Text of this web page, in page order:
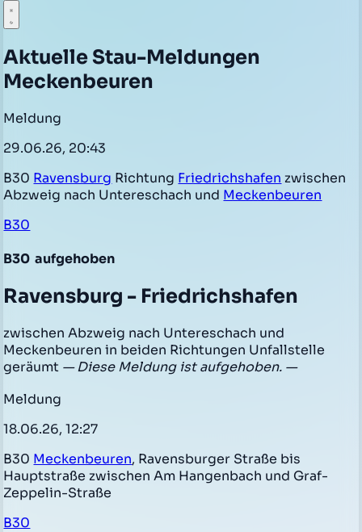
Aktuelle Stau-Meldungen
Meckenbeuren
Meldung
29.06.26, 20:43
B30 Ravensburg Richtung Friedrichshafen zwischen
Abzweig nach Untereschach und Meckenbeuren
B30
B30 aufgehoben
Ravensburg - Friedrichshafen
zwischen Abzweig nach Untereschach und
Meckenbeuren in beiden Richtungen Unfallstelle
geräumt — Diese Meldung ist aufgehoben. —
Meldung
18.06.26, 12:27
B30 Meckenbeuren, Ravensburger Straße bis
Hauptstraße zwischen Am Hangenbach und Graf-
Zeppelin-Straße
B30